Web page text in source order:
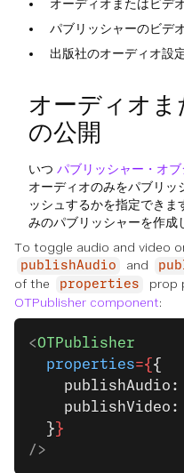
オーディオまたはビデ
パブリッシャーのビデ
出版社のオーディオ設
オーディオ
の公開
いつ パブリッシャー・オ
オーディオのみをパブリッ
ッシュするかを指定でき
みのパブリッシャーを作成
To toggle audio and video
publishAudio and
of the
properties
prop
OTPublisher component:
<OTPublisher
  properties
={ {
    publishAudio:
    publishVideo:
  }
}
/>